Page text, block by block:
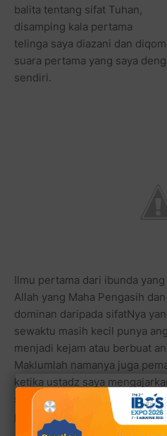
balita tentang sifat Tuhan,
disamping kala pertama
telinga saya diazani dan
suara pertama yang saya
sendiri.
Ilmu pertama dari ibunda
Allah yang Maha Pengasih
dominan daripada sifatNya
sewaktu masih kecil punya
menjadi kejam atau berbuat
Maklumlah namanya juga
ketika ustadz saya
siksa kubur dan siksa neraka,
pertanyaan besar bagi saya.